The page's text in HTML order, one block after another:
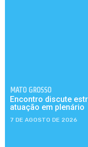
MATO GROSSO
Encontro discute
atuação em plenário
7 DE AGOSTO DE 2026